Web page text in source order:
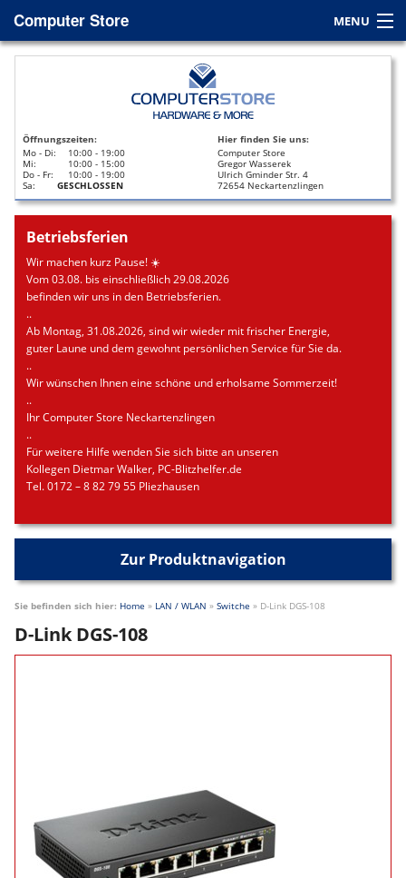
Computer Store MENU
Home
Leasing
Datenrettung
Öffnungszeiten:
Mo - Di:
10:00 - 19:00
Mi:
10:00 - 15:00
Do - Fr:
10:00 - 19:00
Sa:
GESCHLOSSEN
Hier finden Sie uns:
Computer Store
Gregor Wasserek
Ulrich Gminder Str. 4
72654 Neckartenzlingen
Betriebsferien
Wir machen kurz Pause! ☀️
Vom 03.08. bis einschließlich 29.08.2026
befinden wir uns in den Betriebsferien.
..
Ab Montag, 31.08.2026, sind wir wieder mit frischer Energie,
guter Laune und dem gewohnt persönlichen Service für Sie da.
..
Wir wünschen Ihnen eine schöne und erholsame Sommerzeit!
..
Ihr Computer Store Neckartenzlingen
..
Für weitere Hilfe wenden Sie sich bitte an unseren
Kollegen Dietmar Walker, PC-Blitzhelfer.de
Tel. 0172 – 8 82 79 55 Pliezhausen
Zur Produktnavigation
Sie befinden sich hier: Home » LAN / WLAN » Switche » D-Link DGS-108
D-Link DGS-108